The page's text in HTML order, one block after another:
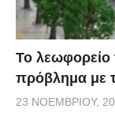
Το λεωφορείο
πρόβλημα με
23 ΝΟΕΜΒΡΊΟΥ,